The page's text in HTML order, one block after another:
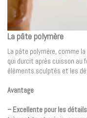
La pâte polymère
La pâte polymère, comme
qui durcit après cuisson au
éléments sculptés et les
Avantage
– Excellente pour les